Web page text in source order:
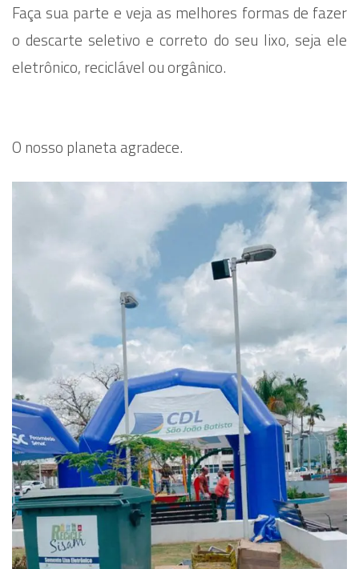
Faça sua parte e veja as melhores formas de fazer
o descarte seletivo e correto do seu lixo, seja ele
eletrônico, reciclável ou orgânico.
O nosso planeta agradece.